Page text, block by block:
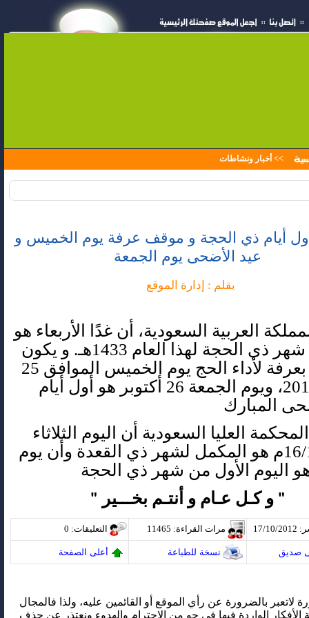
>> أخبار ونشاطات
أول أيام ذي الحجة و موقف عرفة يوم الخميس و
عيد الأضحى يوم الجمعة
بقلم : إدارة الموقع
العربية السعودية، أن غدًا الأربعاء هو
أول أيام شهر ذي الحجة لهذا العام 1433هـ. و يكون
الوقوف بعرفة لأداء الحج يوم الخميس الموافق 25
أكتوبر 2012، ويوم الجمعة 26 أكتوبر هو أول أيام
المبارك
العليا السعودية أن اليوم الثلاثاء
16/10/2012م هو المكمل لشهر ذي القعدة وأن يوم
هو اليوم الأول من شهر ذي الحجة
" و كـل عـام و أنتـم بخـــير"
التعليقات: 0 مرات القراءة: 11465
أعلى الصفحة نسخة للطباعة صديق
لاتعبر بالضرورة عن رأي الموقع أو القائمين عليه، ولذا فالمجال
الأفكار الواردة فيها في جو من الاحترام والهدوء ونعتذر عن حذف